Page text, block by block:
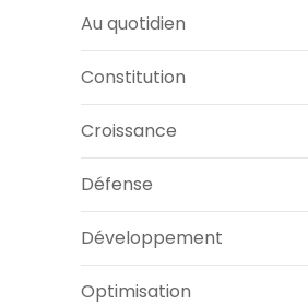
Au quotidien
Constitution
Croissance
Défense
Développement
Optimisation